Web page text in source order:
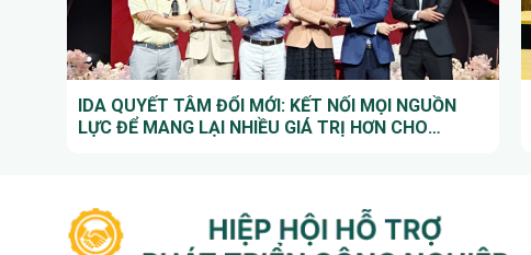
IDA QUYẾT TÂM ĐỔI MỚI: KẾT NỐI MỌI NGUỒN
LỰC ĐỂ MANG LẠI NHIỀU GIÁ TRỊ HƠN CHO